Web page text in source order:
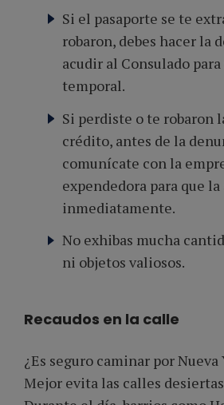
Si el pasaporte se te
robaron, debes hacer la
acudir al Consulado
temporal.
Si perdiste o te robaron
crédito, antes de la
comunícate con la
expendedora para que
inmediatamente.
No exhibas mucha
ni objetos valiosos.
Recaudos en la calle
¿Es seguro caminar por Nueva
Mejor evita las calles